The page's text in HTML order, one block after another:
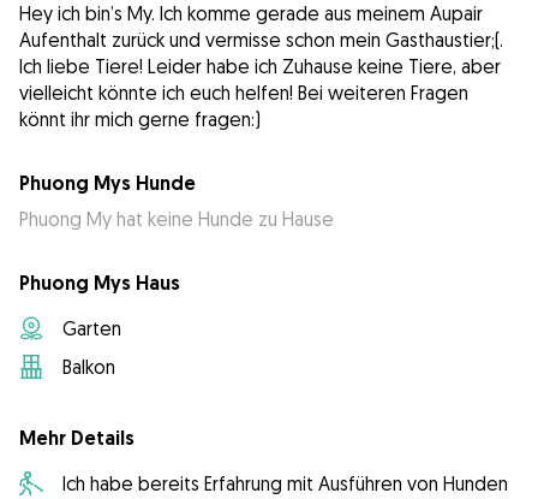
Hey ich bin’s My. Ich komme gerade aus meinem Aupair
Aufenthalt zurück und vermisse schon mein Gasthaustier;(.
Ich liebe Tiere! Leider habe ich Zuhause keine Tiere, aber
vielleicht könnte ich euch helfen! Bei weiteren Fragen
könnt ihr mich gerne fragen:)
Phuong Mys Hunde
Phuong My hat keine Hunde zu Hause
Phuong Mys Haus
Garten
Balkon
Mehr Details
Ich habe bereits Erfahrung mit Ausführen von Hunden